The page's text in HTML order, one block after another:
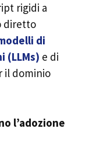
rigidi a
diretto
di
(LLMs) e di
il dominio
l’adozione